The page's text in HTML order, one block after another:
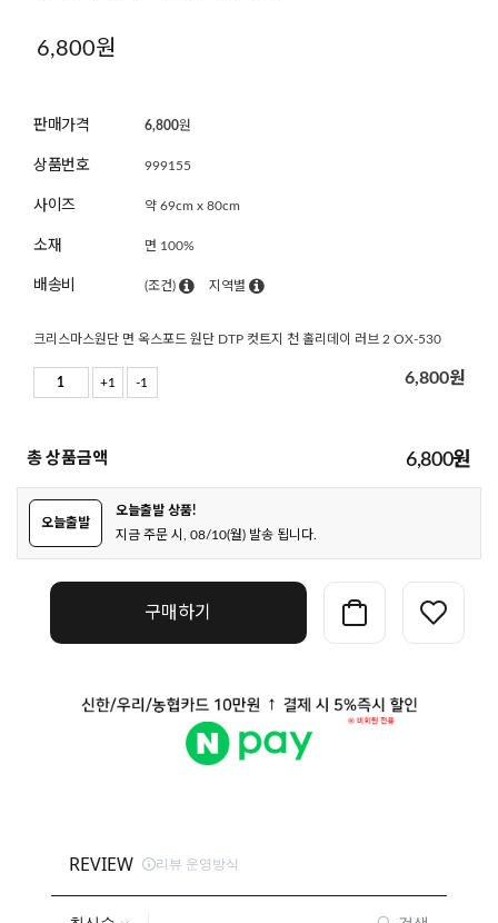
6,800원
판매가격 6,800원
상품번호 999155
사이즈 약 69cm x 80cm
소재 면 100%
배송비 (조건) 지역별
크리스마스원단 면 옥스포드 원단 DTP 컷트지 천 홀리데이 러브 2 OX-530
+1 -1 6,800원
총 상품금액 6,800원
오늘출발
오늘출발 상품!
지금 주문 시, 08/10(월) 발송 됩니다.
구매하기